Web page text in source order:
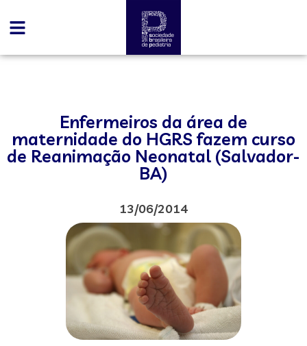
Enfermeiros da área de
maternidade do HGRS fazem curso
de Reanimação Neonatal (Salvador-
BA)
13/06/2014